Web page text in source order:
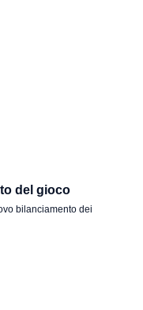
del gioco
bilanciamento dei